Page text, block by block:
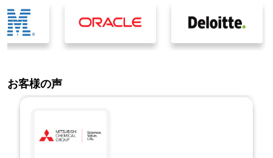
お客様の声